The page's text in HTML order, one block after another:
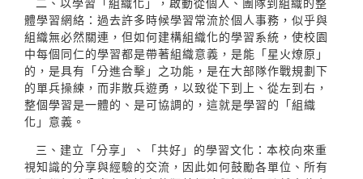
體學習網絡：過去許多時候學習常流於個人事務，似乎與
組織無必然關連，但如何建構組織化的學習系統，使校園
中每個同仁的學習都是帶著組織意義，是能「星火燎原」
的，是具有「分進合擊」之功能，是在大部隊作戰規劃下
的單兵操練，而非散兵遊勇，以致從下到上、從左到右，
整個學習是一體的、是可協調的，這就是學習的「組織
化」意義。
三、建立「分享」、「共好」的學習文化：本校向來重
視知識的分享與經驗的交流，因此如何鼓勵各單位、所有